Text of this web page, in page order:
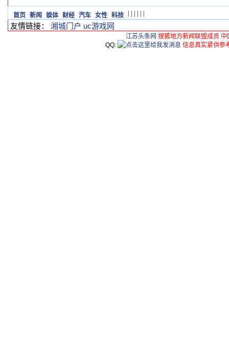
首页 新闻 娱体 财经 汽车 女性 科技
友情链接： 湘城门户 uc游戏网
江苏头条网 搜狐地方新闻联盟成员
QQ:
信息真实紧供参